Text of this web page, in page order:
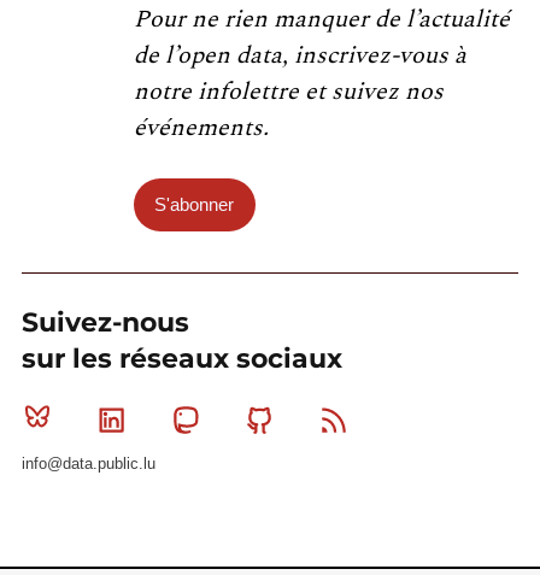
Pour ne rien manquer de l’actualité
de l’open data, inscrivez-vous à
notre infolettre et suivez nos
événements.
S'abonner
Suivez-nous
sur les réseaux sociaux
Bluesky Linkedin MastodonGithub
info@data.public.lu